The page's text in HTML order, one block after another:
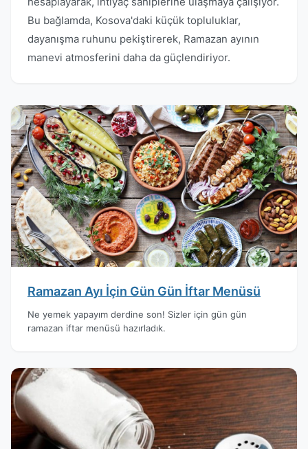
Bu bağlamda, Kosova'daki küçük topluluklar,
dayanışma ruhunu pekiştirerek, Ramazan ayının
manevi atmosferini daha da güçlendiriyor.
Ramazan Ayı İçin Gün Gün İftar Menüsü
Ne yemek yapayım derdine son! Sizler için gün gün
ramazan iftar menüsü hazırladık.